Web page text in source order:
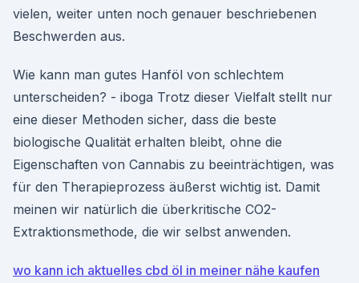
vielen, weiter unten noch genauer beschriebenen
Beschwerden aus.
Wie kann man gutes Hanföl von schlechtem
unterscheiden? - iboga Trotz dieser Vielfalt stellt nur
eine dieser Methoden sicher, dass die beste
biologische Qualität erhalten bleibt, ohne die
Eigenschaften von Cannabis zu beeinträchtigen, was
für den Therapieprozess äußerst wichtig ist. Damit
meinen wir natürlich die überkritische CO2-
Extraktionsmethode, die wir selbst anwenden.
wo kann ich aktuelles cbd öl in meiner nähe kaufen